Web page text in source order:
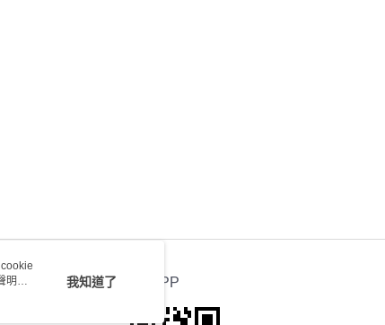
官方APP
明使
我知道了